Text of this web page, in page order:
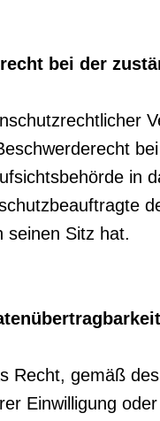
bei der
in
seinen Sitz hat.
Recht, gemäß
Einwilligung